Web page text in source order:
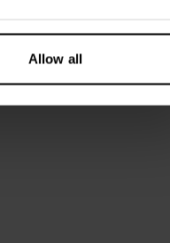
Allow all